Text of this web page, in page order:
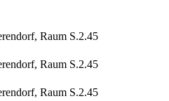
Raum S.2.45
Raum S.2.45
Raum S.2.45